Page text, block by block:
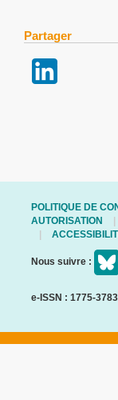
Partager
POLITIQUE DE
AUTORISATION
Nous suivre :
e-ISSN : 1775-3783